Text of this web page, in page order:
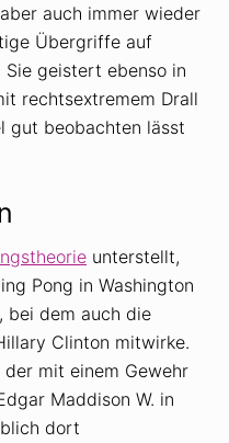
auch immer wieder
Übergriffe auf
geistert ebenso in
rechtsextremem Drall
gut beobachten lässt
unterstellt,
Pong in Washington
bei dem auch die
Clinton mitwirke.
mit einem Gewehr
Maddison W. in
dort